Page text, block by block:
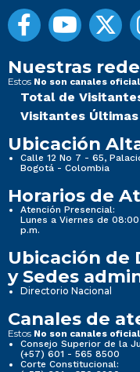
Nuestras
Estos No son canales
Total de
Visitantes
Ubicación
Calle 12 No 7 - 65,
Bogotá - Colombia
Horarios de
Atención Presencial:
Lunes a Viernes de
p.m.
Ubicación de
y Sedes
Directorio Nacional
Canales de
Estos No son canales
Consejo Superior de la
(+57) 601 - 565 8500
Corte Constitucional: